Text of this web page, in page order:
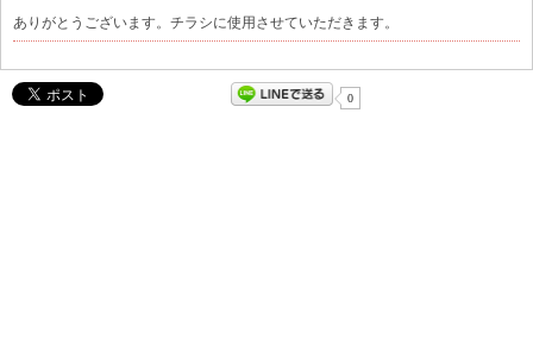
ありがとうございます。チラシに使用させていただきます。
0